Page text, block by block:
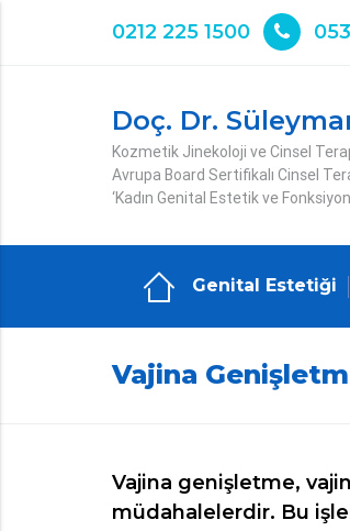
0212 225 1500
Doç. Dr.
Kozmetik Jinekoloji ve Cinsel
Avrupa Board Sertifikalı Cinsel
‘Kadın Genital Estetik ve
Genital Estetiği
Vajina
Vajina genişletme,
müdahalelerdir. Bu